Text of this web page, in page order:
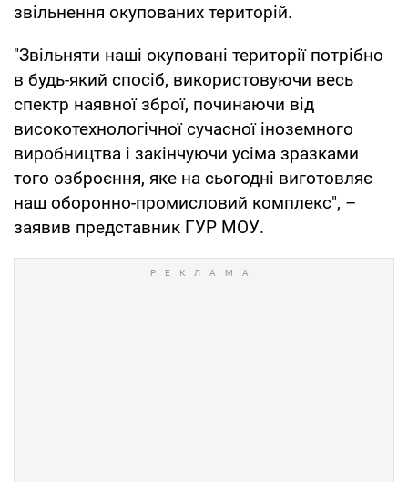
звільнення окупованих територій.
"Звільняти наші окуповані території потрібно
в будь-який спосіб, використовуючи весь
спектр наявної зброї, починаючи від
високотехнологічної сучасної іноземного
виробництва і закінчуючи усіма зразками
того озброєння, яке на сьогодні виготовляє
наш оборонно-промисловий комплекс", –
заявив представник ГУР МОУ.